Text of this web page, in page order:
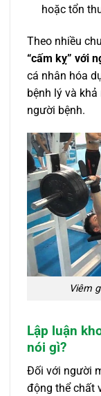
hoặc tổn
Theo nhiều
“cấm kỵ” với
cá nhân hóa
bệnh lý và
người bệnh.
Viêm
Lập luận
nói gì?
Đối với người
động thể chất